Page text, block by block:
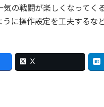
気の戦闘が楽しくなってく
うに操作設定を工夫するな
X